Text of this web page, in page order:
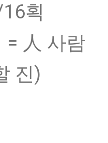
획
= 人 사람
진)